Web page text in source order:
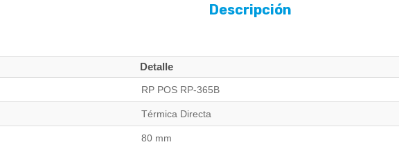
Descripción
Detalle
RP POS RP-365B
Térmica Directa
80 mm